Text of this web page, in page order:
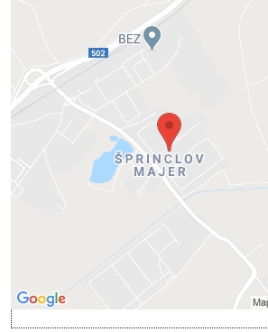
Externý obsah je blokovaný
Prajete si načítať externý obsah?
Povoliť tentokrát
Povoliť a zapamätať - súhlas s druhom
cookie: Funkčné
Otvoriť obsah v novom okne